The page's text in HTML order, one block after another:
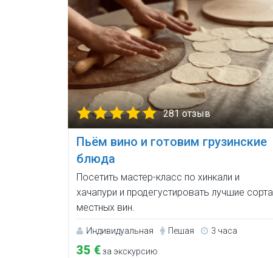
281 отзыв
Пьём вино и готовим грузинские
блюда
Посетить мастер-класс по хинкали и
хачапури и продегустировать лучшие сорта
местных вин.
Индивидуальная Пешая 3 часа
35 €за экскурсию